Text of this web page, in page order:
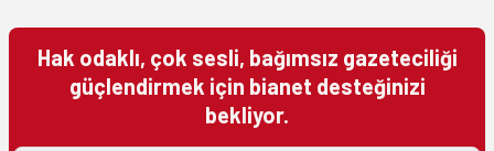
Hak odaklı, çok sesli, bağımsız gazeteciliği
güçlendirmek için bianet desteğinizi
bekliyor.